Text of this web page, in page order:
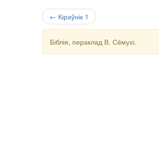
← Кіраўнік 1
Біблія, пераклад В. Сёмухі.